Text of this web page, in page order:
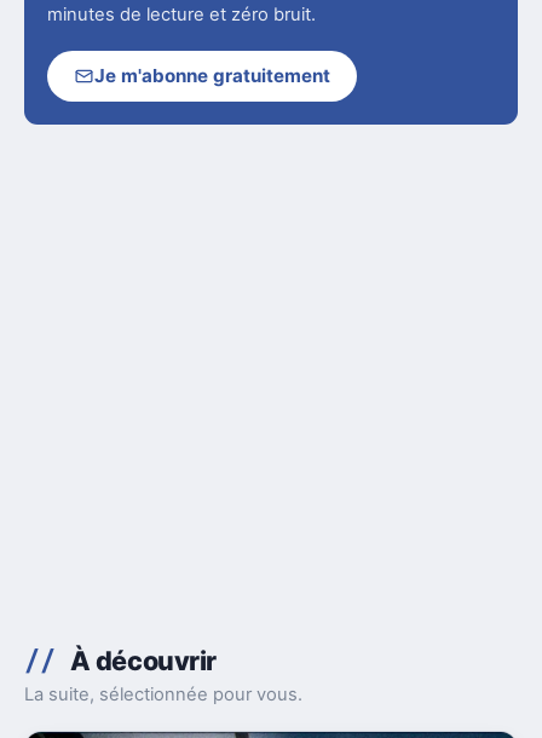
minutes de lecture et zéro bruit.
Je m'abonne gratuitement
À découvrir
La suite, sélectionnée pour vous.